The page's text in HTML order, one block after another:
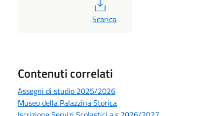
PDF
Scarica
Contenuti correlati
Assegni di studio 2025/2026
Museo della Palazzina Storica